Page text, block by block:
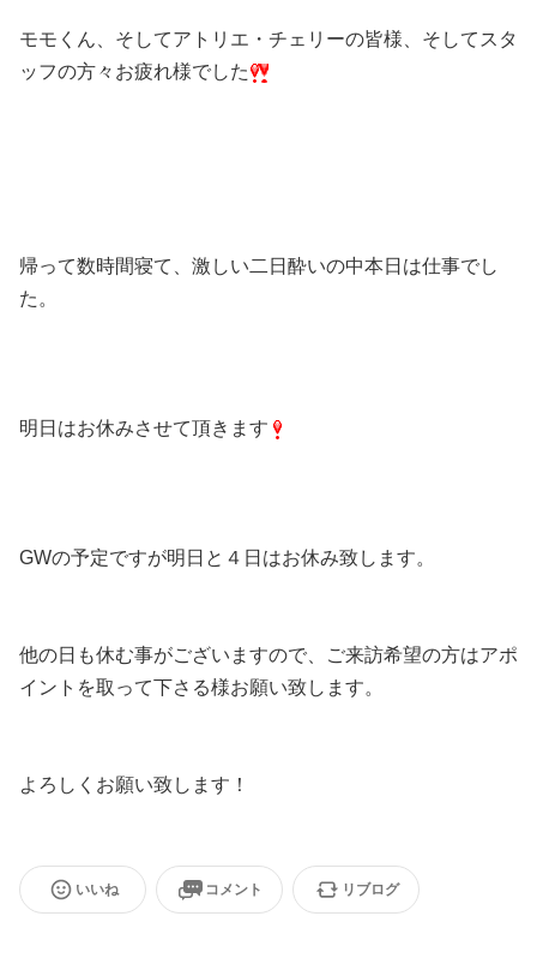
モモくん、そしてアトリエ・チェリーの皆様、そしてスタ
ッフの方々お疲れ様でした
帰って数時間寝て、激しい二日酔いの中本日は仕事でし
た。
明日はお休みさせて頂きます
GWの予定ですが明日と４日はお休み致します。
他の日も休む事がございますので、ご来訪希望の方はアポ
イントを取って下さる様お願い致します。
よろしくお願い致します！
いいね コメント リブログ